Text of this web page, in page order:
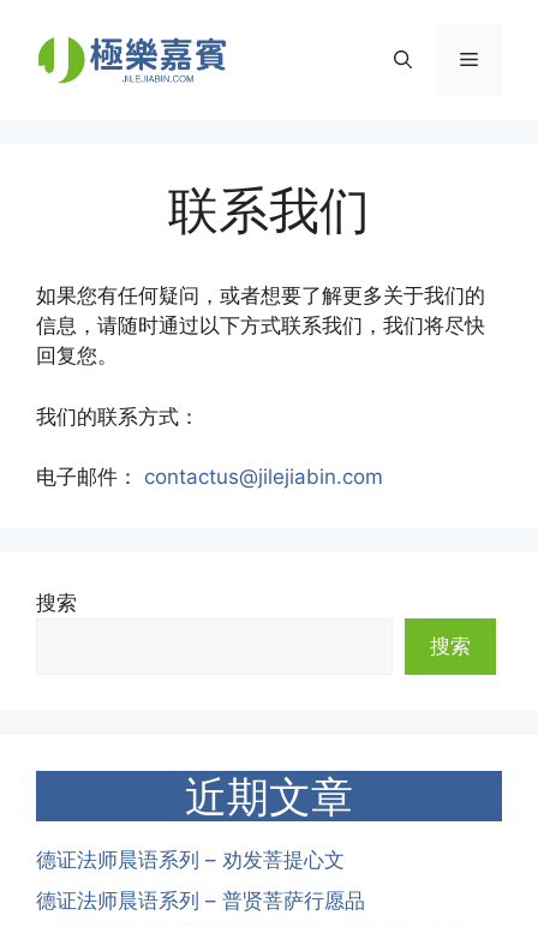
content
Menu
联系我们
如果您有任何疑问，或者想要了解更多关于我们的
信息，请随时通过以下方式联系我们，我们将尽快
回复您。
我们的联系方式：
电子邮件： contactus@jilejiabin.com
搜索
搜索
近期文章
德证法师晨语系列 – 劝发菩提心文
德证法师晨语系列 – 普贤菩萨行愿品